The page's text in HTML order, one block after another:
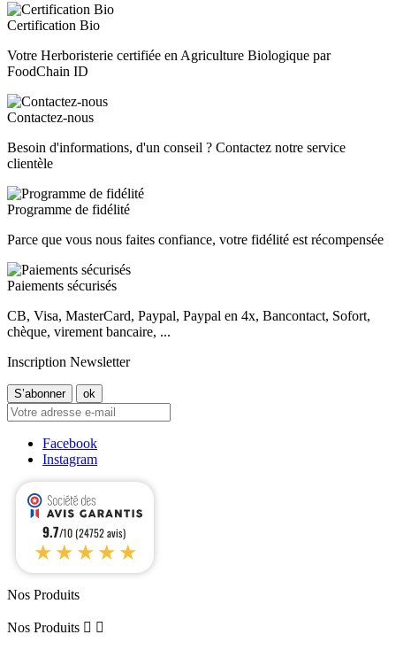
Certification Bio
Votre Herboristerie certifiée en Agriculture Biologique par
FoodChain ID
Contactez-nous
Besoin d'informations, d'un conseil ? Contactez notre service
clientèle
Programme de fidélité
Parce que vous nous faites confiance, votre fidélité est récompensée
Paiements sécurisés
CB, Visa, MasterCard, Paypal, Paypal en 4x, Bancontact, Sofort,
chèque, virement bancaire, ...
Inscription Newsletter
Facebook
Instagram
9.7/10 (24752 avis)
★★★★★
Nos Produits
Nos Produits  